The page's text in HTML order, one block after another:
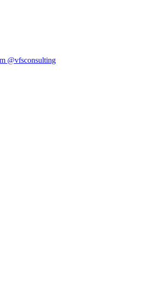
@vfsconsulting